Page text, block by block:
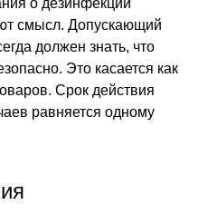
о дезинфекции
смысл. Допускающий
должен знать, что
Это касается как
Срок действия
равняется одному